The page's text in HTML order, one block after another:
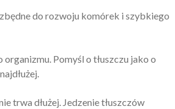
do rozwoju komórek i szybkiego
organizmu. Pomyśl o tłuszczu jako o
trwa dłużej. Jedzenie tłuszczów